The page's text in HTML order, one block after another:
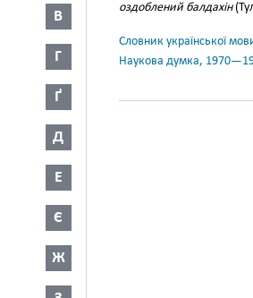
В
Г
Ґ
Д
Е
Є
Ж
оздоблений балдахін
Словник української
Наукова думка,